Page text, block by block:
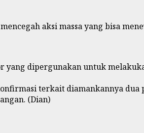
aksi massa yang bisa
yang dipergunakan untuk
terkait diamankannya dua
(Dian)